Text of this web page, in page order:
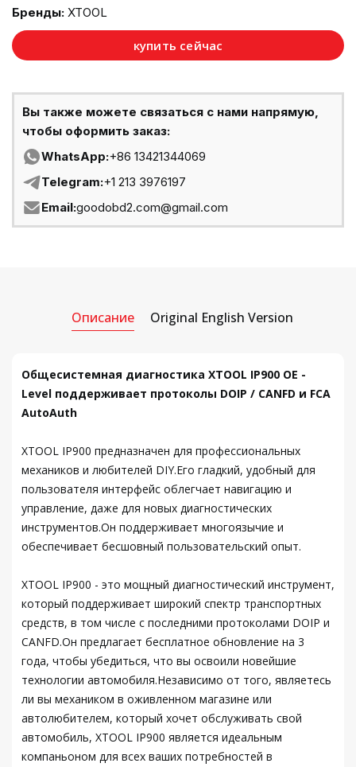
Бренды: XTOOL
купить сейчас
Вы также можете связаться с нами напрямую,
чтобы оформить заказ:
WhatsApp:+86 13421344069
Telegram:+1 213 3976197
Email:goodobd2.com@gmail.com
Описание Original English Version
Общесистемная диагностика XTOOL IP900 OE -
Level поддерживает протоколы DOIP / CANFD и FCA
AutoAuth
XTOOL IP900 предназначен для профессиональных
механиков и любителей DIY.Его гладкий, удобный для
пользователя интерфейс облегчает навигацию и
управление, даже для новых диагностических
инструментов.Он поддерживает многоязычие и
обеспечивает бесшовный пользовательский опыт.
XTOOL IP900 - это мощный диагностический инструмент,
который поддерживает широкий спектр транспортных
средств, в том числе с последними протоколами DOIP и
CANFD.Он предлагает бесплатное обновление на 3
года, чтобы убедиться, что вы освоили новейшие
технологии автомобиля.Независимо от того, являетесь
ли вы механиком в оживленном магазине или
автолюбителем, который хочет обслуживать свой
автомобиль, XTOOL IP900 является идеальным
компаньоном для всех ваших потребностей в